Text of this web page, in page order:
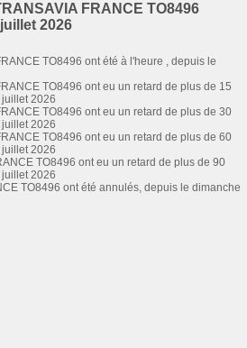
FRANCE TO8496
2026
TO8496 ont été à l'heure , depuis le
TO8496 ont eu un retard de plus de 15
2026
TO8496 ont eu un retard de plus de 30
2026
TO8496 ont eu un retard de plus de 60
2026
TO8496 ont eu un retard de plus de 90
2026
TO8496 ont été annulés, depuis le dimanche